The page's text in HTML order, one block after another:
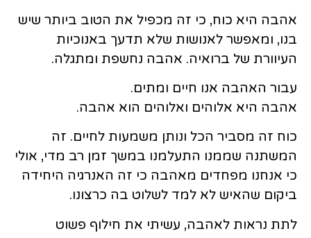
אהבה היא כוח, כי זה מכפיל את הטוב ביותר שיש
בנו, ומאפשר לאנושות שלא תדעך באנוכיות
העיוורת של ברואיה. אהבה נחשפת ומתגלה.
עבור האהבה אנו חיים ומתים.
אהבה היא אלוהים ואלוהים הוא אהבה.
כוח זה מסביר הכל ונותן משמעות לחיים. זה
המשתנה שממנו התעלמנו במשך זמן רב מדי, אולי
כי אנחנו מפחדים מאהבה כי זה האנרגיה היחידה
ביקום שהאיש לא למד לשלוט בה כרצונו.
לתת נראות לאהבה, עשיתי את חילוף פשוט